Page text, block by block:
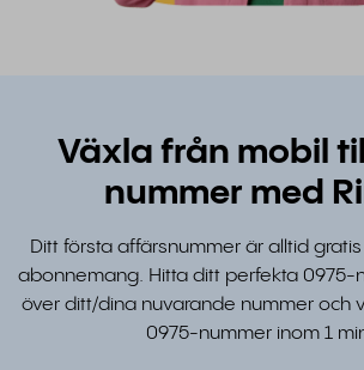
Växla från mobil
nummer med
Ditt första affärsnummer är alltid
abonnemang. Hitta ditt perfekta 0975-
över ditt/dina nuvarande nummer och
0975-nummer inom 1